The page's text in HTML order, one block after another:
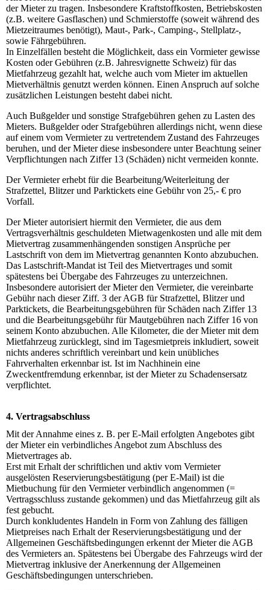
der Mieter zu tragen. Insbesondere Kraftstoffkosten, Betriebskosten
(z.B. weitere Gasflaschen) und Schmierstoffe (soweit während des
Mietzeitraumes benötigt), Maut-, Park-, Camping-, Stellplatz-,
sowie Fährgebühren.
In Einzelfällen besteht die Möglichkeit, dass ein Vormieter gewisse
Kosten oder Gebühren (z.B. Jahresvignette Schweiz) für das
Mietfahrzeug gezahlt hat, welche auch vom Mieter im aktuellen
Mietverhältnis genutzt werden können. Einen Anspruch auf solche
zusätzlichen Leistungen besteht dabei nicht.
Auch Bußgelder und sonstige Strafgebühren gehen zu Lasten des
Mieters. Bußgelder oder Strafgebühren allerdings nicht, wenn diese
auf einem vom Vermieter zu vertretendem Zustand des Fahrzeuges
beruhen, und der Mieter diese insbesondere unter Beachtung seiner
Verpflichtungen nach Ziffer 13 (Schäden) nicht vermeiden konnte.
Der Vermieter erhebt für die Bearbeitung/Weiterleitung der
Strafzettel, Blitzer und Parktickets eine Gebühr von 25,- € pro
Vorfall.
Der Mieter autorisiert hiermit den Vermieter, die aus dem
Vertragsverhältnis geschuldeten Mietwagenkosten und alle mit dem
Mietvertrag zusammenhängenden sonstigen Ansprüche per
Lastschrift von dem im Mietvertrag genannten Konto abzubuchen.
Das Lastschrift-Mandat ist Teil des Mietvertrages und somit
spätestens bei Übergabe des Fahrzeuges zu unterzeichnen.
Insbesondere autorisiert der Mieter den Vermieter, die vereinbarte
Gebühr nach dieser Ziff. 3 der AGB für Strafzettel, Blitzer und
Parktickets, die Bearbeitungsgebühren für Schäden nach Ziffer 13
und die Bearbeitungsgebühr für Mautgebühren nach Ziffer 16 von
seinem Konto abzubuchen. Alle Kilometer, die der Mieter mit dem
Mietfahrzeug zurücklegt, sind im Tagesmietpreis inkludiert, soweit
nichts anderes schriftlich vereinbart und kein unübliches
Fahrverhalten erkennbar ist. Ist im Nachhinein eine
Zweckentfremdung erkennbar, ist der Mieter zu Schadensersatz
verpflichtet.
4. Vertragsabschluss
Mit der Annahme eines z. B. per E-Mail erfolgten Angebotes gibt
der Mieter ein verbindliches Angebot zum Abschluss des
Mietvertrages ab.
Erst mit Erhalt der schriftlichen und aktiv vom Vermieter
ausgelösten Reservierungsbestätigung (per E-Mail) ist die
Mietbuchung für den Vermieter verbindlich angenommen (=
Vertragsschluss zustande gekommen) und das Mietfahrzeug gilt als
fest gebucht.
Durch konkludentes Handeln in Form von Zahlung des fälligen
Mietpreises nach Erhalt der Reservierungsbestätigung und der
Allgemeinen Geschäftsbedingungen erkennt der Mieter die AGB
des Vermieters an. Spätestens bei Übergabe des Fahrzeugs wird der
Mietvertrag inklusive der Anerkennung der Allgemeinen
Geschäftsbedingungen unterschrieben.